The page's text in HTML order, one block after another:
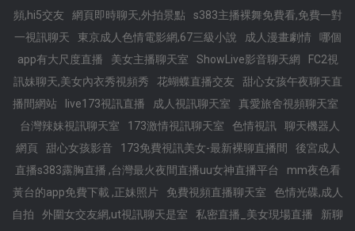
頻,hi5交友
網頁即時聊天,外拍景點
s383主播裸舞免費看,免費一對
一視訊聊天
東京成人色情電影網,67三級小說 成人漫畫劇情
哪個
app有大尺度直播
美女主播聊天室 ShowLive影音聊天網
FC2視
訊妹聊天,美女內衣秀視頻秀
花蝴蝶直播交友
甜心女孩午夜聊天直
播間網站
live173視訊直播 成人視訊聊天室
真愛旅舍視頻聊天室
台灣辣妹視訊聊天室
173激情視訊聊天室 色情視訊
聊天機器人
網頁
甜心女孩影音 173免費視訊美女-最新裸聊直播間
後宮成人
直播s383露胸直播 ,台灣最火夜間直播uu女神直播平台
mm夜色看
黃台的app免費下載 ,正妹照片
免費視頻直播聊天室
色情光碟,成人
自拍
外圍女交友網,ut視訊聊天是室 私密直播_美女現場直播
新聊